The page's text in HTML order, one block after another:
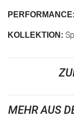
PERFORMANCE:
KOLLEKTION:
MEHR AUS